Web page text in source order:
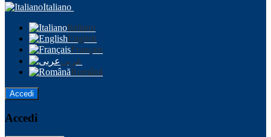
Italiano
Italiano
English
Français
عربى
Română
Accedi
Accedi